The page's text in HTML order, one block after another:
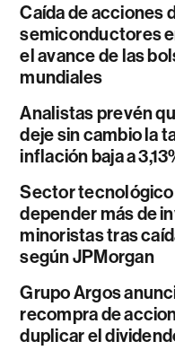
Caída de acciones
semiconductores
el avance de las
mundiales
Analistas prevén
deje sin cambio la
inflación baja a
Sector
depender más de
minoristas tras
según JPMorgan
Grupo Argos
recompra de
duplicar el